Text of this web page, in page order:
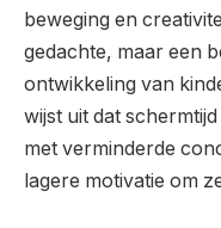
beweging en
gedachte, maar een
ontwikkeling van
wijst uit dat
met verminderde
lagere motivatie om